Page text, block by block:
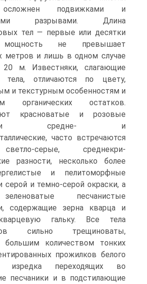
подвижками и
разры­вами. Длина
тел — первые или десятки
мощность не превы­шает
метров и лишь в одном случае
20 м. Известняки, слагаю­щие
тела, отличаются по цвету,
и текстурным особенностям и
органических остатков.
красноватые и розовые
средне- и
часто встречаются
серые, среднекри­
разности, несколько более
и пелитоморфные
серой и темно-серой окраски, а
песчанистые
содержащие зерна кварца и
гальку. Все тела
сильно трещиноваты,
большим количеством тонких
прожил­ков белого
изредка переходящих во
песчаники и в подсти­лающие